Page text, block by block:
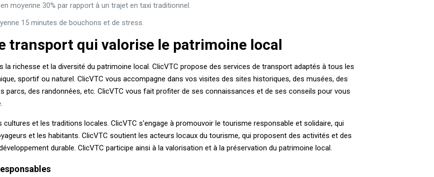
moyenne 30% par rapport à un trajet en taxi traditionnel.
15 minutes de bouchons et de stress.
transport qui valorise le patrimoine local
la richesse et la diversité du patrimoine local. ClicVTC propose des services de transport adaptés à tous les
sportif ou naturel. ClicVTC vous accompagne dans vos visites des sites historiques, des musées, des
parcs, des randonnées, etc. ClicVTC vous fait profiter de ses connaissances et de ses conseils pour vous
et les traditions locales. ClicVTC s'engage à promouvoir le tourisme responsable et solidaire, qui
et les habitants. ClicVTC soutient les acteurs locaux du tourisme, qui proposent des activités et des
durable. ClicVTC participe ainsi à la valorisation et à la préservation du patrimoine local.